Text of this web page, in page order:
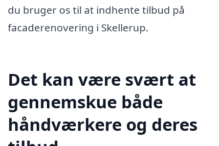
du bruger os til at indhente tilbud på
facaderenovering i Skellerup.
Det kan være svært at
gennemskue både
håndværkere og deres